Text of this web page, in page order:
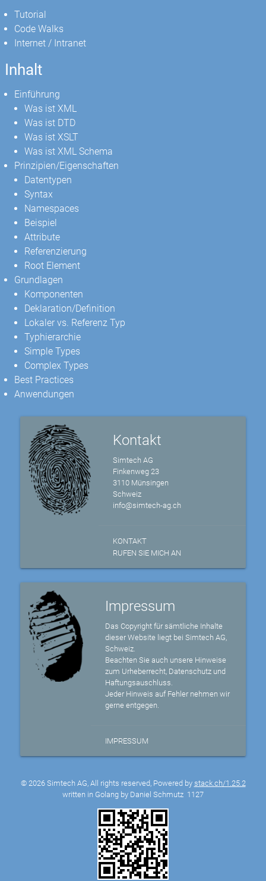
Tutorial
Code Walks
Internet / Intranet
Inhalt
Einführung
Was ist XML
Was ist DTD
Was ist XSLT
Was ist XML Schema
Prinzipien/Eigenschaften
Datentypen
Syntax
Namespaces
Beispiel
Attribute
Referenzierung
Root Element
Grundlagen
Komponenten
Deklaration/Definition
Lokaler vs. Referenz Typ
Typhierarchie
Simple Types
Complex Types
Best Practices
Anwendungen
Kontakt
Simtech AG
Finkenweg 23
3110 Münsingen
Schweiz
info@simtech-ag.ch
KONTAKT
RUFEN SIE MICH AN
Impressum
Das Copyright für sämtliche Inhalte
dieser Website liegt bei Simtech AG,
Schweiz.
Beachten Sie auch unsere Hinweise
zum Urheberrecht, Datenschutz und
Haftungsauschluss.
Jeder Hinweis auf Fehler nehmen wir
gerne entgegen.
IMPRESSUM
© 2026 Simtech AG, All rights reserved, Powered by stack.ch/1.25.2
written in Golang by Daniel Schmutz 1127